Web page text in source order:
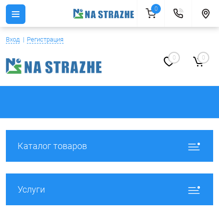
Вход Регистрация
0 0
Каталог товаров
Услуги
0